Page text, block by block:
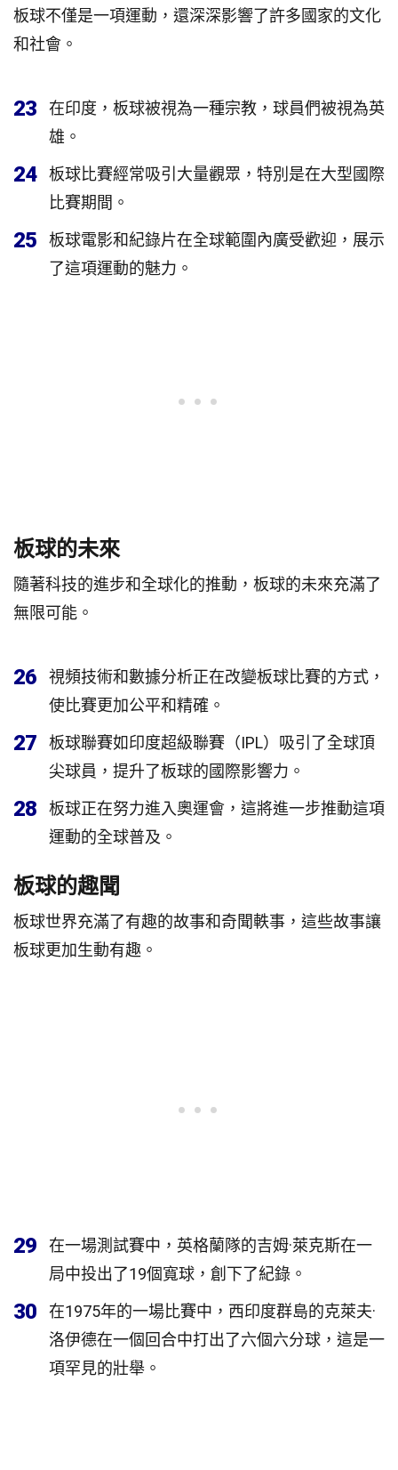
板球不僅是一項運動，還深深影響了許多國家的文化
和社會。
23
在印度，板球被視為一種宗教，球員們被視為英
雄。
24
板球比賽經常吸引大量觀眾，特別是在大型國際
比賽期間。
25
板球電影和紀錄片在全球範圍內廣受歡迎，展示
了這項運動的魅力。
板球的未來
隨著科技的進步和全球化的推動，板球的未來充滿了
無限可能。
26
視頻技術和數據分析正在改變板球比賽的方式，
使比賽更加公平和精確。
27
板球聯賽如印度超級聯賽（IPL）吸引了全球頂
尖球員，提升了板球的國際影響力。
28
板球正在努力進入奧運會，這將進一步推動這項
運動的全球普及。
板球的趣聞
板球世界充滿了有趣的故事和奇聞軼事，這些故事讓
板球更加生動有趣。
29
在一場測試賽中，英格蘭隊的吉姆·萊克斯在一
局中投出了19個寬球，創下了紀錄。
30
在1975年的一場比賽中，西印度群島的克萊夫·
洛伊德在一個回合中打出了六個六分球，這是一
項罕見的壯舉。